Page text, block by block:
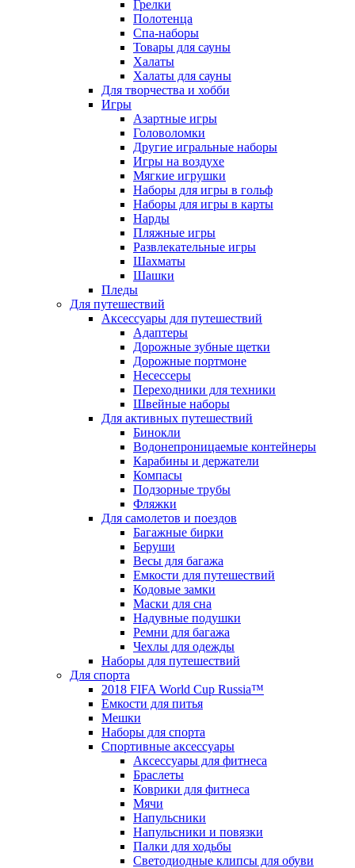
Грелки
Полотенца
Спа-наборы
Товары для сауны
Халаты
Халаты для сауны
Для творчества и хобби
Игры
Азартные игры
Головоломки
Другие игральные наборы
Игры на воздухе
Мягкие игрушки
Наборы для игры в гольф
Наборы для игры в карты
Нарды
Пляжные игры
Развлекательные игры
Шахматы
Шашки
Пледы
Для путешествий
Аксессуары для путешествий
Адаптеры
Дорожные зубные щетки
Дорожные портмоне
Несессеры
Переходники для техники
Швейные наборы
Для активных путешествий
Бинокли
Водонепроницаемые контейнеры
Карабины и держатели
Компасы
Подзорные трубы
Фляжки
Для самолетов и поездов
Багажные бирки
Беруши
Весы для багажа
Емкости для путешествий
Кодовые замки
Маски для сна
Надувные подушки
Ремни для багажа
Чехлы для одежды
Наборы для путешествий
Для спорта
2018 FIFA World Cup Russia™
Емкости для питья
Мешки
Наборы для спорта
Спортивные аксессуары
Аксессуары для фитнеса
Браслеты
Коврики для фитнеса
Мячи
Напульсники
Напульсники и повязки
Палки для ходьбы
Светодиодные клипсы для обуви